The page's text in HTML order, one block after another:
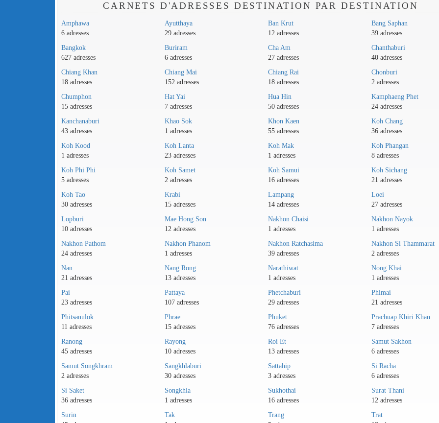
CARNETS D'ADRESSES DESTINATION PAR DESTINATION
Amphawa
6 adresses
Ayutthaya
29 adresses
Ban Krut
12 adresses
Bang Saphan
39 adresses
Bangkok
627 adresses
Buriram
6 adresses
Cha Am
27 adresses
Chanthaburi
40 adresses
Chiang Khan
18 adresses
Chiang Mai
152 adresses
Chiang Rai
18 adresses
Chonburi
2 adresses
Chumphon
15 adresses
Hat Yai
7 adresses
Hua Hin
50 adresses
Kamphaeng Phet
24 adresses
Kanchanaburi
43 adresses
Khao Sok
1 adresses
Khon Kaen
55 adresses
Koh Chang
36 adresses
Koh Kood
1 adresses
Koh Lanta
23 adresses
Koh Mak
1 adresses
Koh Phangan
8 adresses
Koh Phi Phi
5 adresses
Koh Samet
2 adresses
Koh Samui
16 adresses
Koh Sichang
21 adresses
Koh Tao
30 adresses
Krabi
15 adresses
Lampang
14 adresses
Loei
27 adresses
Lopburi
10 adresses
Mae Hong Son
12 adresses
Nakhon Chaisi
1 adresses
Nakhon Nayok
1 adresses
Nakhon Pathom
24 adresses
Nakhon Phanom
1 adresses
Nakhon Ratchasima
39 adresses
Nakhon Si Thammarat
2 adresses
Nan
21 adresses
Nang Rong
13 adresses
Narathiwat
1 adresses
Nong Khai
1 adresses
Pai
23 adresses
Pattaya
107 adresses
Phetchaburi
29 adresses
Phimai
21 adresses
Phitsanulok
11 adresses
Phrae
15 adresses
Phuket
76 adresses
Prachuap Khiri Khan
7 adresses
Ranong
45 adresses
Rayong
10 adresses
Roi Et
13 adresses
Samut Sakhon
6 adresses
Samut Songkhram
2 adresses
Sangkhlaburi
30 adresses
Sattahip
3 adresses
Si Racha
6 adresses
Si Saket
36 adresses
Songkhla
1 adresses
Sukhothai
16 adresses
Surat Thani
12 adresses
Surin
Tak
Trang
Trat